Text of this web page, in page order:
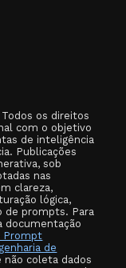
os direitos
com o objetivo
de inteligência
Publicações
sob
nas
clareza,
lógica,
de prompts. Para
documentação
Prompt
de
não coleta dados